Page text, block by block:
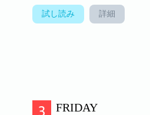
試し読み 詳細
FRIDAY